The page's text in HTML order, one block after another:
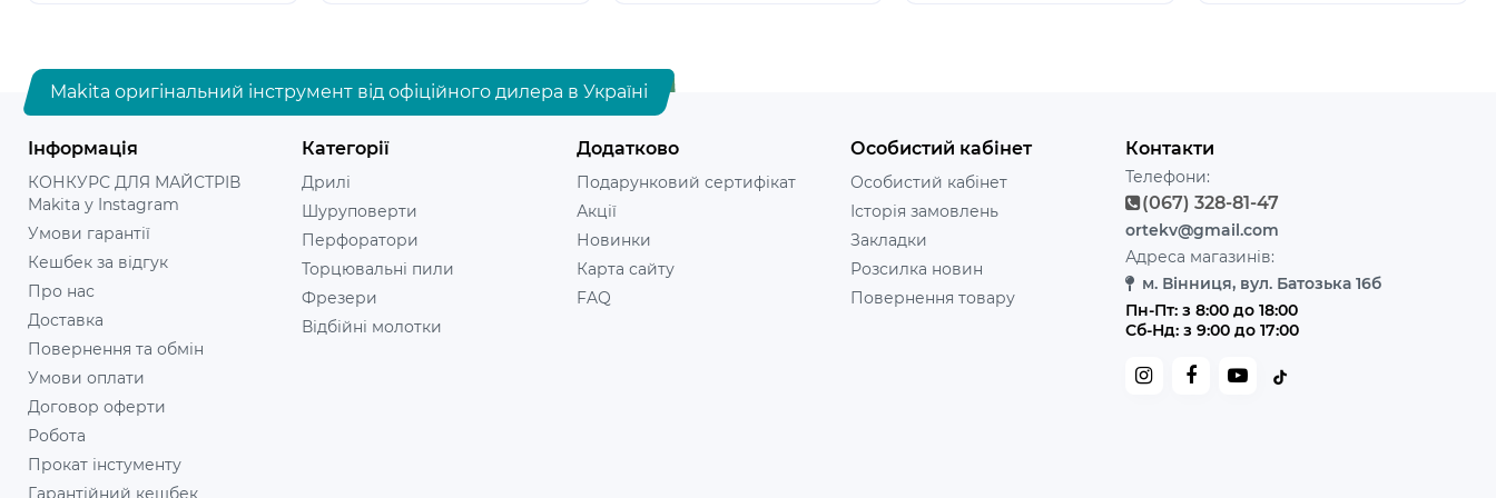
Makita оригінальний інструмент від офіційного дилера в Україні
Інформація
КОНКУРС ДЛЯ МАЙСТРІВ
Makita у Instagram
Умови гарантії
Кешбек за відгук
Про нас
Доставка
Повернення та обмін
Умови оплати
Договор оферти
Робота
Прокат інстументу
Гарантійний кешбек
Категорії
Дрилі
Шуруповерти
Перфоратори
Торцювальні пили
Фрезери
Відбійні молотки
Додатково
Подарунковий сертифікат
Акції
Новинки
Карта сайту
FAQ
Особистий кабінет
Особистий кабінет
Історія замовлень
Закладки
Розсилка новин
Повернення товару
Контакти
Телефони:
(067) 328-81-47
ortekv@gmail.com
Адреса магазинів:
м. Вінниця, вул. Батозька 16б
Пн-Пт: з 8:00 до 18:00
Сб-Нд: з 9:00 до 17:00